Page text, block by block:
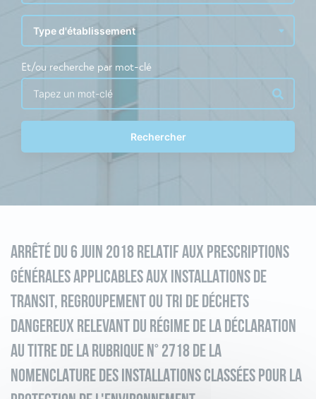
Et/ou recherche par mot-clé
Rechercher
ARRÊTÉ DU 6 JUIN 2018 RELATIF AUX PRESCRIPTIONS
GÉNÉRALES APPLICABLES AUX INSTALLATIONS DE
TRANSIT, REGROUPEMENT OU TRI DE DÉCHETS
DANGEREUX RELEVANT DU RÉGIME DE LA DÉCLARATION
AU TITRE DE LA RUBRIQUE N° 2718 DE LA
NOMENCLATURE DES INSTALLATIONS CLASSÉES POUR LA